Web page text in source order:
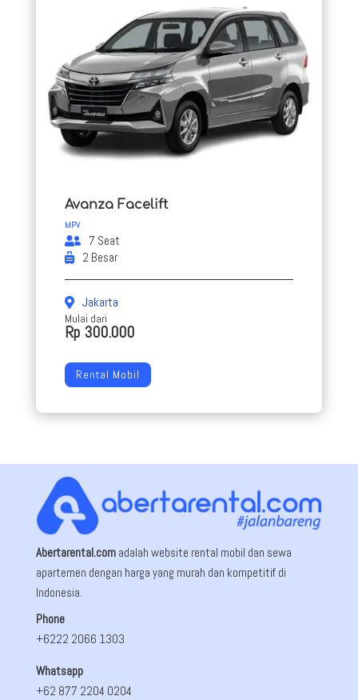
Avanza Facelift
MPV
7 Seat
2 Besar
Jakarta
Mulai dari
Rp 300.000
Rental Mobil
Abertarental.comadalah website rental mobil dan sewa
apartemen dengan harga yang murah dan kompetitif di
Indonesia.
Phone
+6222 2066 1303
Whatsapp
+62 877 2204 0204